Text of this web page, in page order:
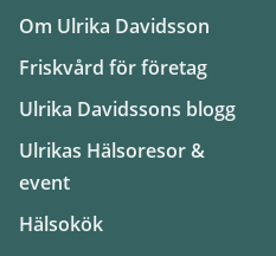
Om Ulrika Davidsson
Friskvård för företag
Ulrika Davidssons blogg
Ulrikas Hälsoresor &
event
Hälsokök